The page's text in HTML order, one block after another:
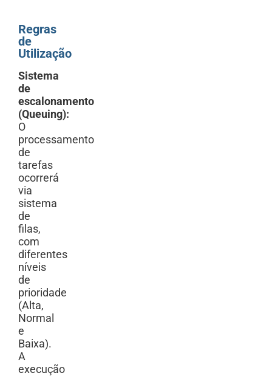
Regras
de
Utilização
Sistema
de
escalonamento
(Queuing):
O
processamento
de
tarefas
ocorrerá
via
sistema
de
filas,
com
diferentes
níveis
de
prioridade
(Alta,
Normal
e
Baixa).
A
execução